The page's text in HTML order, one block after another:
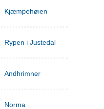
Kjæmpehøien
Rypen i Justedal
Andhrimner
Norma